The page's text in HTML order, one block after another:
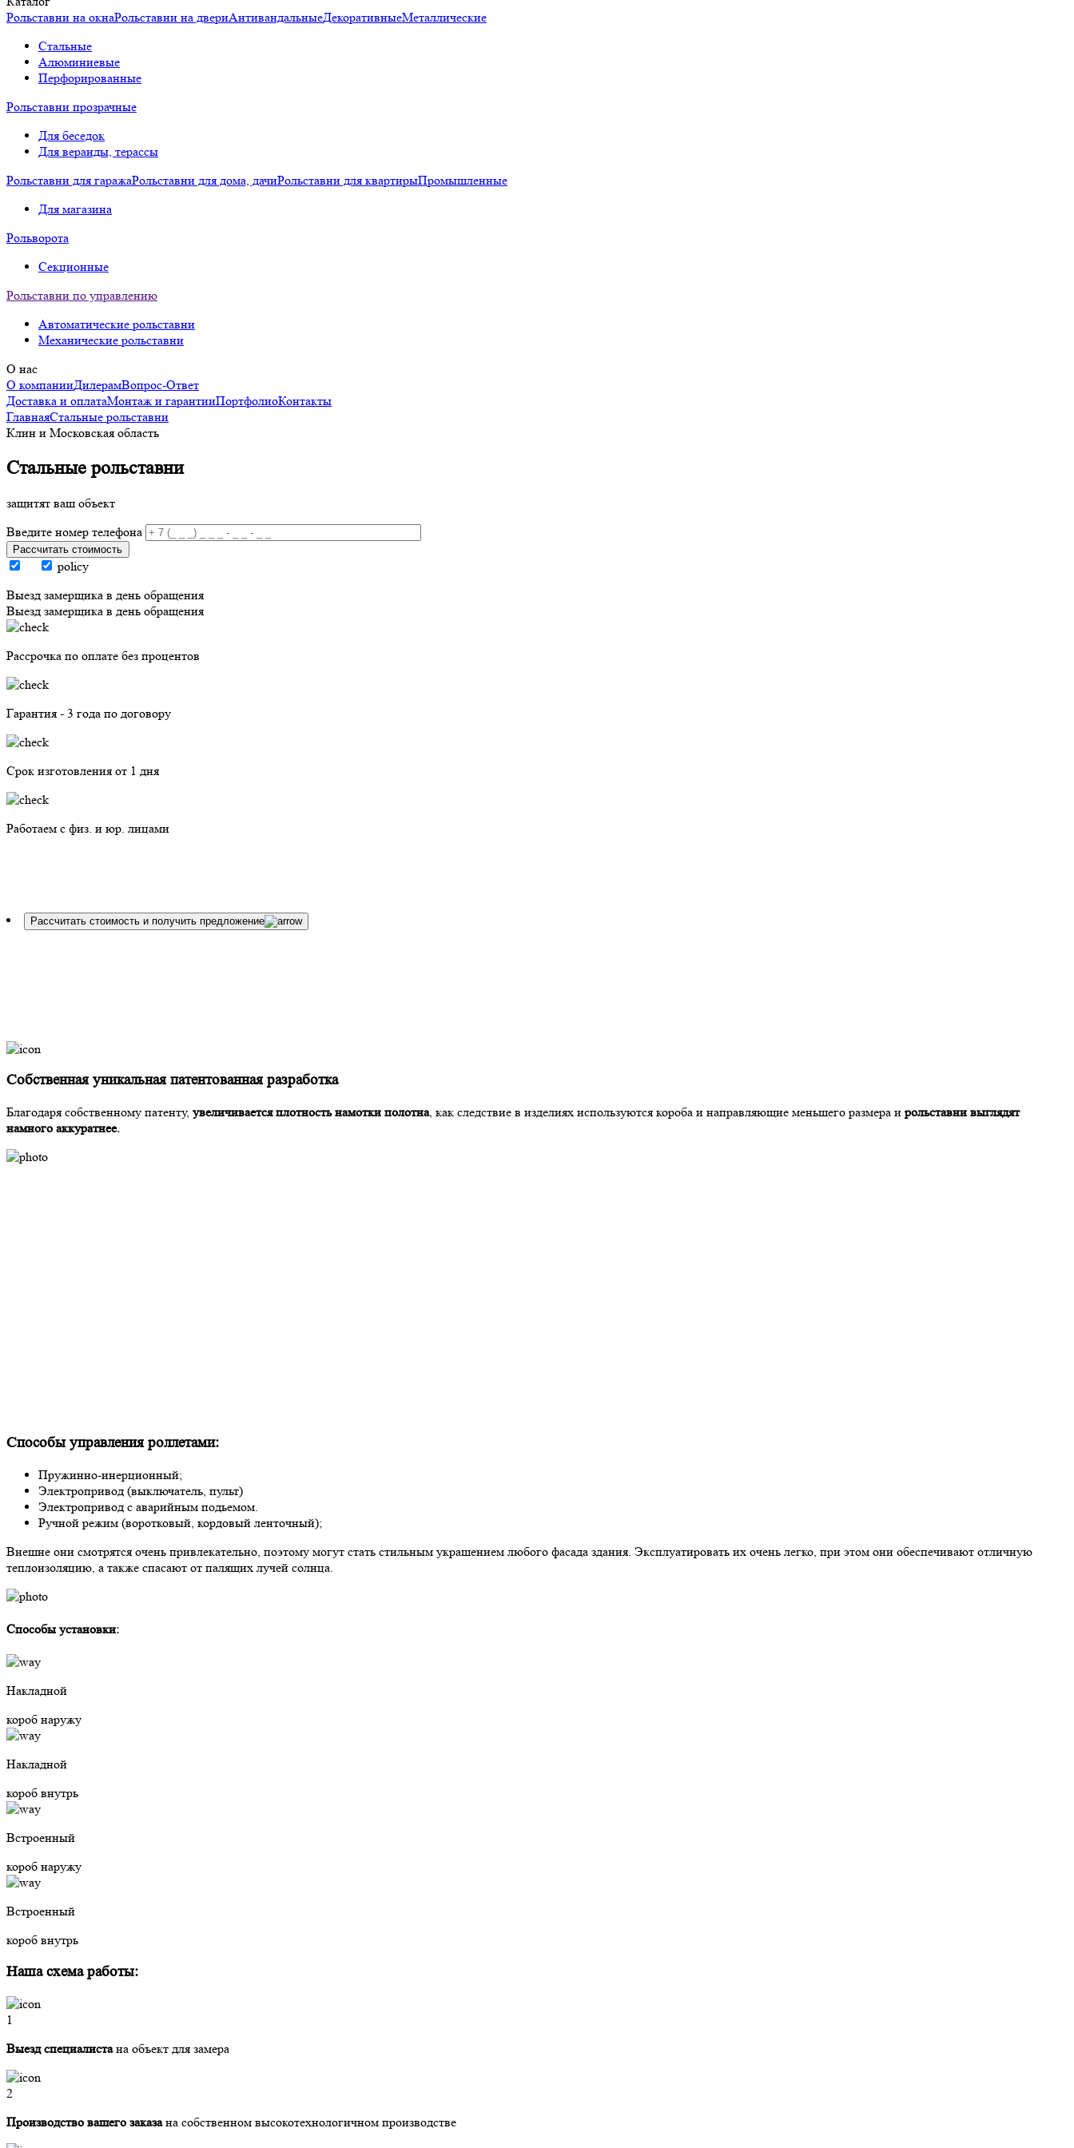
Рольставни на окнаРольставни на двериАнтивандальныеДекоративныеМеталлические
Стальные
Алюминиевые
Перфорированные
Рольставни прозрачные
Для беседок
Для веранды, терассы
Рольставни для гаражаРольставни для дома, дачиРольставни для квартирыПромышленные
Для магазина
Рольворота
Секционные
Рольставни по управлению
Автоматические рольставни
Механические рольставни
О нас
О компанииДилерамВопрос-Ответ
Доставка и оплатаМонтаж и гарантииПортфолиоКонтакты
ГлавнаяСтальные рольставни
Клин и Московская область
Стальные рольставни
защитят ваш объект
Введите номер телефона
Рассчитать стоимость
policy
Выезд замерщика в день обращения
Выезд замерщика в день обращения
Рассрочка по оплате без процентов
Гарантия - 3 года по договору
Срок изготовления от 1 дня
Работаем с физ. и юр. лицами
Рассчитать стоимость и получить предложение
Собственная уникальная патентованная разработка
Благодаря собственному патенту, увеличивается плотность намотки полотна, как следствие в изделиях используются короба и направляющие меньшего размера и рольставни выглядят
намного аккуратнее.
Способы управления роллетами:
Пружинно-инерционный;
Электропривод (выключатель, пульт)
Электропривод с аварийным подьемом.
Ручной режим (воротковый, кордовый ленточный);
Внешне они смотрятся очень привлекательно, поэтому могут стать стильным украшением любого фасада здания. Эксплуатировать их очень легко, при этом они обеспечивают отличную
теплоизоляцию, а также спасают от палящих лучей солнца.
Способы установки:
Накладной
короб наружу
Накладной
короб внутрь
Встроенный
короб наружу
Встроенный
короб внутрь
Наша схема работы:
1
Выезд специалистана объект для замера
2
Производство вашего заказана собственном высокотехнологичном производстве